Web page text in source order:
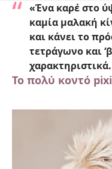
«Ένα καρέ στο
καμία μαλακή
και κάνει το
τετράγωνο και
χαρακτηριστικά.
Το πολύ κοντό